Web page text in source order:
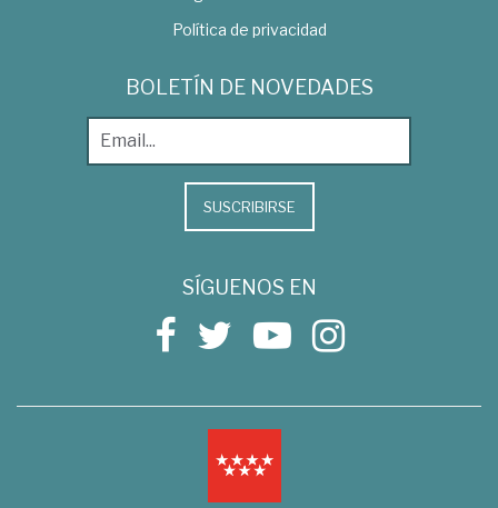
Política de privacidad
BOLETÍN DE NOVEDADES
SUSCRIBIRSE
SÍGUENOS EN